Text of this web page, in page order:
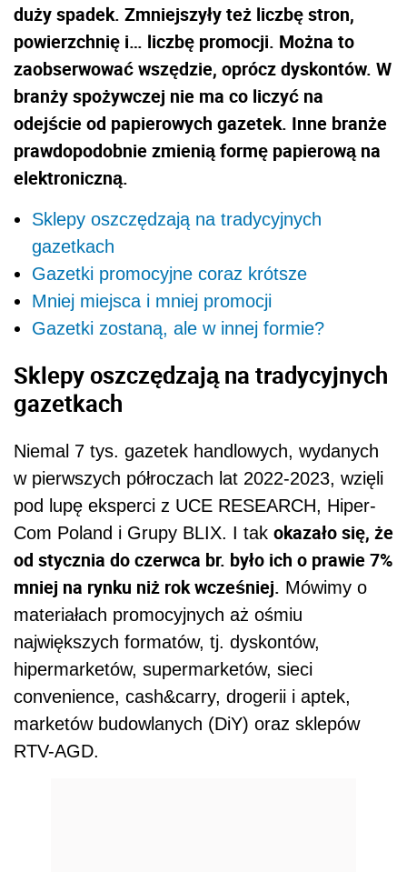
duży spadek. Zmniejszyły też liczbę stron,
powierzchnię i… liczbę promocji. Można to
zaobserwować wszędzie, oprócz dyskontów. W
branży spożywczej nie ma co liczyć na
odejście od papierowych gazetek. Inne branże
prawdopodobnie zmienią formę papierową na
elektroniczną.
Sklepy oszczędzają na tradycyjnych
gazetkach
Gazetki promocyjne coraz krótsze
Mniej miejsca i mniej promocji
Gazetki zostaną, ale w innej formie?
Sklepy oszczędzają na tradycyjnych
gazetkach
Niemal 7 tys. gazetek handlowych, wydanych
w pierwszych półroczach lat 2022-2023, wzięli
pod lupę eksperci z UCE RESEARCH, Hiper-
Com Poland i Grupy BLIX. I tak okazało się, że
od stycznia do czerwca br. było ich o prawie 7%
mniej na rynku niż rok wcześniej. Mówimy o
materiałach promocyjnych aż ośmiu
największych formatów, tj. dyskontów,
hipermarketów, supermarketów, sieci
convenience, cash&carry, drogerii i aptek,
marketów budowlanych (DiY) oraz sklepów
RTV-AGD.